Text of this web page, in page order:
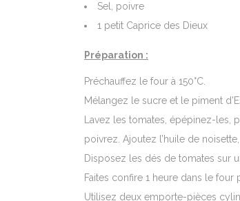
Sel, poivre
1 petit Caprice des Dieux
Préparation :
Préchauffez le four à 150°C.
Mélangez le sucre et le piment
Lavez les tomates, épépinez-
poivrez. Ajoutez l’huile de
Disposez les dés de tomates sur
Faites confire 1 heure dans le four
Utilisez deux emporte-pièces